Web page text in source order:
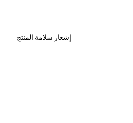
إشعار سلامة المنتج